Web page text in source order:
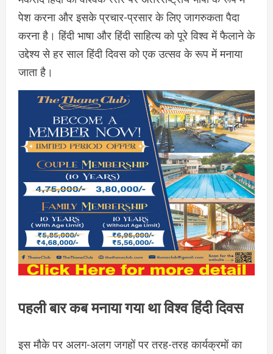
पेश करना और इसके प्रचार-प्रसार के लिए जागरुकता पैदा
करना है। हिंदी भाषा और हिंदी साहित्य को पूरे विश्व में फैलाने के
उद्देश्य से हर साल हिंदी दिवस को एक उत्सव के रूप में मनाया
जाता है।
पहली बार कब मनाया गया था विश्व हिंदी दिवस
इस मौके पर अलग-अलग जगहों पर तरह-तरह कार्यक्रमों का